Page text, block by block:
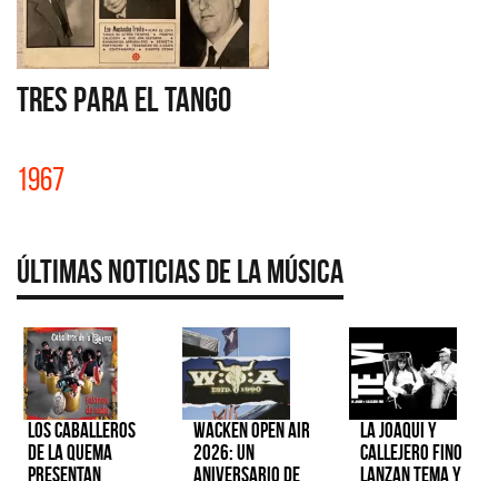
TRES PARA EL TANGO
1967
Últimas Noticias de la Música
Los Caballeros
de la Quema
presentan
Wacken Open Air
2026: Un
aniversario de
La Joaqui y
Callejero Fino
lanzan tema y